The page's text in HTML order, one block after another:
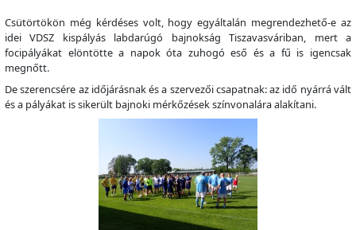
Csütörtökön még kérdéses volt, hogy egyáltalán megrendezhető-e az
idei VDSZ kispályás labdarúgó bajnokság Tiszavasváriban, mert a
focipályákat elöntötte a napok óta zuhogó eső és a fű is igencsak
megnőtt.
De szerencsére az időjárásnak és a szervezői csapatnak: az idő nyárrá vált
és a pályákat is sikerült bajnoki mérkőzések színvonalára alakítani.